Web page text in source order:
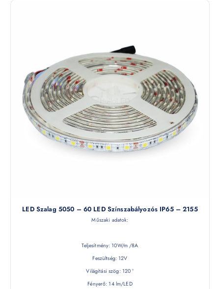
LED Szalag 5050 – 60 LED Színszabályozós IP65 – 2155
Műszaki adatok:
Teljesítmény: 10W/m /8A
Feszültség: 12V
Világítási szög: 120 °
Fényerő: 14 lm/LED